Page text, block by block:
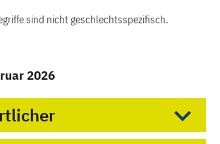
sind nicht geschlechtsspezifisch.
2026